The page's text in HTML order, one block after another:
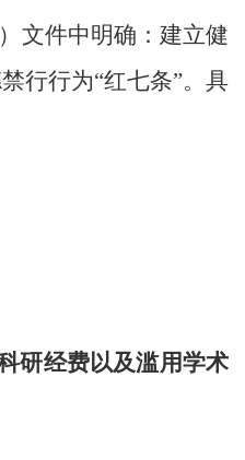
文件中明确：建立健
行行为“红七条”。具
研经费以及滥用学术